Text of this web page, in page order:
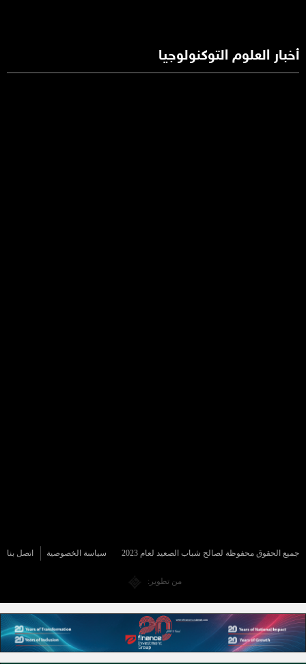
أخبار العلوم التوكنولوجيا
جميع الحقوق محفوظة لصالح شباب الصعيد لعام 2023 سياسة الخصوصية اتصل بنا
من تطوير: